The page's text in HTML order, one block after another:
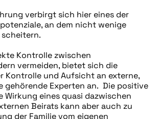
verbirgt sich hier eines der
an dem nicht wenige
Kontrolle zwischen
vermeiden, bietet sich die
Kontrolle und Aufsicht an externe,
gehörende Experten an. Die positive
Wirkung eines quasi dazwischen
Beirats kann aber auch zu
der Familie vom eigenen